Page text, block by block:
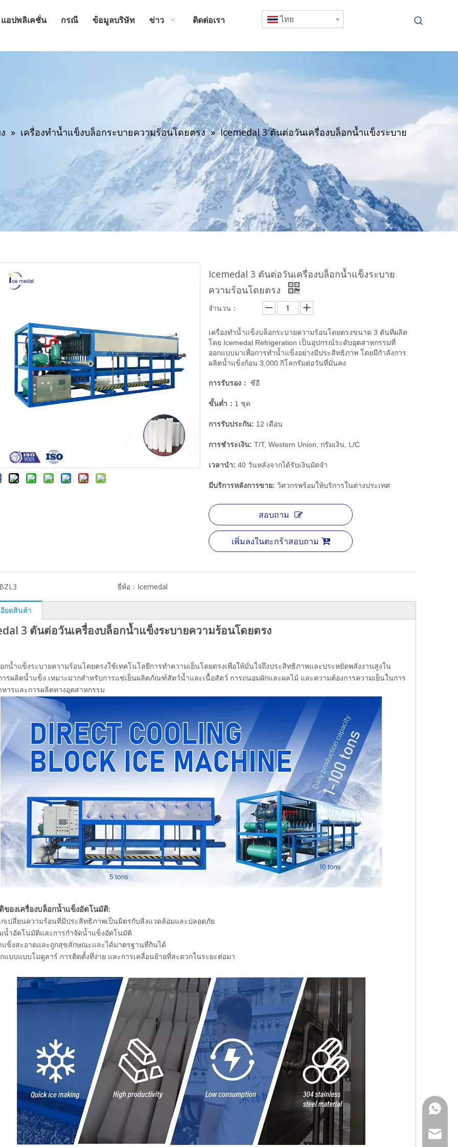
แอปพลิเคชั่น กรณี ข้อมูลบริษัท ข่าว ติดต่อเรา ไทย
» เครื่องทำน้ำแข็งบล็อกระบายความร้อนโดยตรง » Icemedal 3 ตันต่อวันเครื่องบล็อกน้ำแข็งระบาย
Icemedal 3 ตันต่อวันเครื่องบล็อกน้ำแข็งระบาย
ความร้อนโดยตรง
จำนวน：
เครื่องทำน้ำแข็งบล็อกระบายความร้อนโดยตรงขนาด 3 ตันที่ผลิต
โดย Icemedal Refrigeration เป็นอุปกรณ์ระดับอุตสาหกรรมที่
ออกแบบมาเพื่อการทำน้ำแข็งอย่างมีประสิทธิภาพ โดยมีกำลังการ
ผลิตน้ำแข็งก้อน 3,000 กิโลกรัมต่อวันที่มั่นคง
การรับรอง： ซีอี
ขั้นต่ำ： 1 ชุด
การรับประกัน: 12 เดือน
การชำระเงิน: T/T, Western Union, กรัมเงิน, L/C
เวลานำ: 40 วันหลังจากได้รับเงินมัดจำ
มีบริการหลังการขาย: วิศวกรพร้อมให้บริการในต่างประเทศ
สอบถาม
เพิ่มลงในตะกร้าสอบถาม
ยี่ห้อ： Icemedal
ยดสินค้า
3 ตันต่อวันเครื่องบล็อกน้ำแข็งระบายความร้อนโดยตรง
กน้ำแข็งระบายความร้อนโดยตรงใช้เทคโนโลยีการทำความเย็นโดยตรงเพื่อให้มั่นใจถึงประสิทธิภาพและประหยัดพลังงานสูงใน
ารผลิตน้ำแข็ง เหมาะมากสำหรับการแช่เย็นผลิตภัณฑ์สัตว์น้ำและเนื้อสัตว์ การถนอมผักและผลไม้ และความต้องการความเย็นในการ
หารและการผลิตทางอุตสาหกรรม
องเครื่องบล็อกน้ำแข็งอัตโนมัติ:
กเปลี่ยนความร้อนที่มีประสิทธิภาพเป็นมิตรกับสิ่งแวดล้อมและปลอดภัย
มน้ำอัตโนมัติและการกำจัดน้ำแข็งอัตโนมัติ
แข็งสะอาดและถูกสุขลักษณะและได้มาตรฐานที่กินได้
แบบแบบโมดูลาร์ การติดตั้งที่ง่าย และการเคลื่อนย้ายที่สะดวกในระยะต่อมา
+86